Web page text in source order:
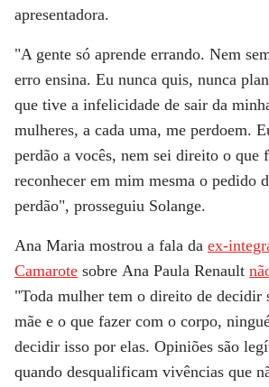
apresentadora.
"A gente só aprende errando. Nem
erro ensina. Eu nunca quis, nunca
que tive a infelicidade de sair da
mulheres, a cada uma, me perdoem.
perdão a vocês, nem sei direito o que
reconhecer em mim mesma o pedido
perdão", prosseguiu Solange.
Ana Maria mostrou a fala da ex-
Camarote sobre Ana Paula Renault
"Toda mulher tem o direito de decidir
mãe e o que fazer com o corpo,
decidir isso por elas. Opiniões são
quando desqualificam vivências que